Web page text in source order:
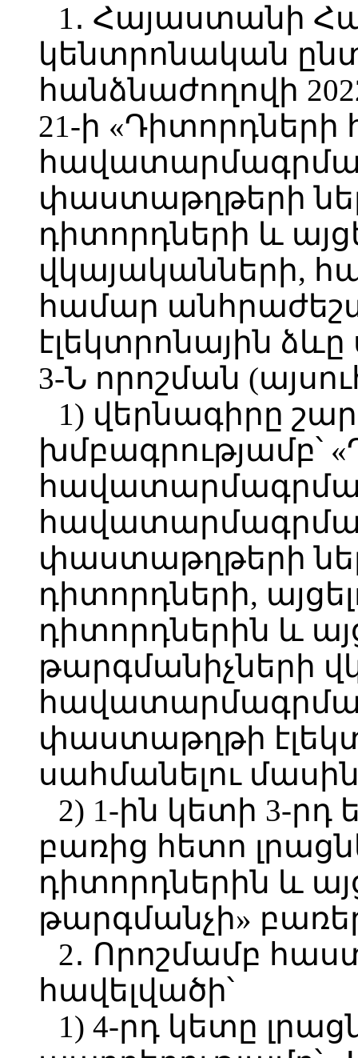
1․ Հայաստանի
կենտրոնական
հանձնաժողովի
21-ի
փաստաթղթերի
դիտորդների և
վկայականների,
համար
էլեկտրոնային
3-Ն որոշման
1) վերնագիրը
խմբագրությամբ՝
փաստաթղթերի
դիտորդների,
դիտորդներին և
թարգմանիչների
փաստաթղթի
սահմանելու
2) 1-ին կետի 3-րդ
բառից հետո
դիտորդներին և
թարգմանչի»
2․ Որոշմամբ
հավելվածի՝
1) 4-րդ կետը